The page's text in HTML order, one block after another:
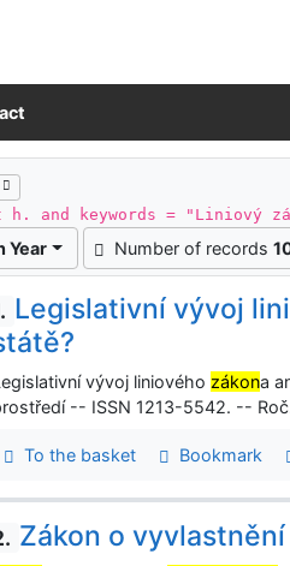
h. and keywords = "Liniový
Year Number of records
Legislativní vývoj
vývoj liniového zákona
-- ISSN 1213-5542. --
To the basket Bookmark
Zákon o vyvlastnění